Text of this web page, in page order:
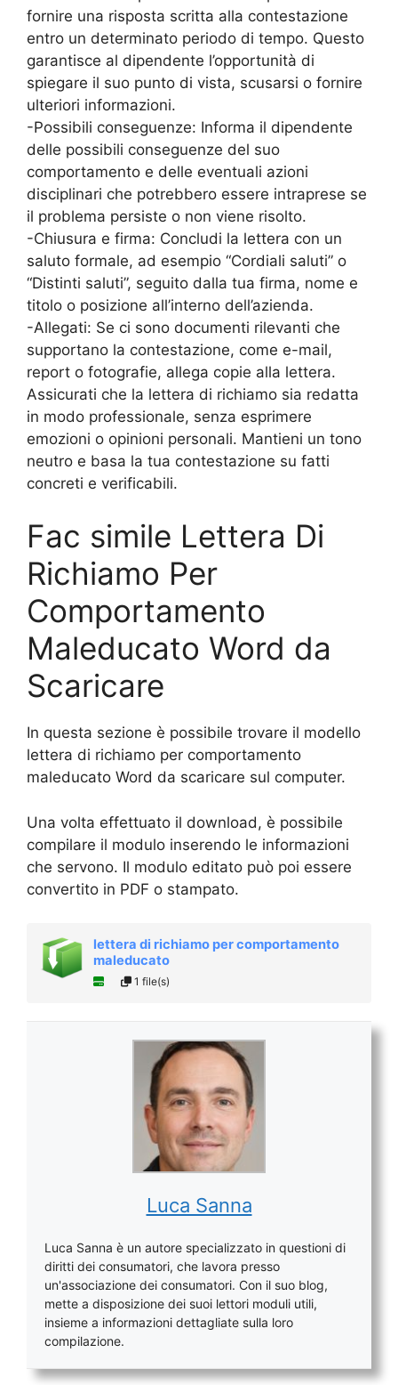
fornire una risposta scritta alla contestazione
entro un determinato periodo di tempo. Questo
garantisce al dipendente l’opportunità di
spiegare il suo punto di vista, scusarsi o fornire
ulteriori informazioni.
-Possibili conseguenze: Informa il dipendente
delle possibili conseguenze del suo
comportamento e delle eventuali azioni
disciplinari che potrebbero essere intraprese se
il problema persiste o non viene risolto.
-Chiusura e firma: Concludi la lettera con un
saluto formale, ad esempio “Cordiali saluti” o
“Distinti saluti”, seguito dalla tua firma, nome e
titolo o posizione all’interno dell’azienda.
-Allegati: Se ci sono documenti rilevanti che
supportano la contestazione, come e-mail,
report o fotografie, allega copie alla lettera.
Assicurati che la lettera di richiamo sia redatta
in modo professionale, senza esprimere
emozioni o opinioni personali. Mantieni un tono
neutro e basa la tua contestazione su fatti
concreti e verificabili.
Fac simile Lettera Di
Richiamo Per
Comportamento
Maleducato Word da
Scaricare
In questa sezione è possibile trovare il modello
lettera di richiamo per comportamento
maleducato Word da scaricare sul computer.
Una volta effettuato il download, è possibile
compilare il modulo inserendo le informazioni
che servono. Il modulo editato può poi essere
convertito in PDF o stampato.
lettera di richiamo per comportamento
maleducato
1 file(s)
Luca Sanna
Luca Sanna è un autore specializzato in questioni di
diritti dei consumatori, che lavora presso
un'associazione dei consumatori. Con il suo blog,
mette a disposizione dei suoi lettori moduli utili,
insieme a informazioni dettagliate sulla loro
compilazione.